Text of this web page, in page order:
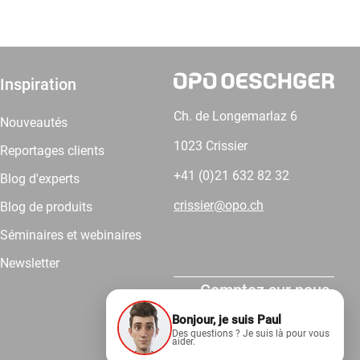
Inspiration
Nouveautés
Reportages clients
Blog d'experts
Blog de produits
Séminaires et webinaires
Newsletter
Ch. de Longemarlaz 6
1023 Crissier
+41 (0)21 632 82 32
crissier@opo.ch
Comptez sur nous.
Bonjour, je suis Paul
Des questions ? Je suis là pour vous
aider.